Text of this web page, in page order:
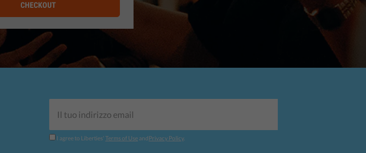
CHECKOUT
I agree to Liberties' Terms of Use andPrivacy Policy.